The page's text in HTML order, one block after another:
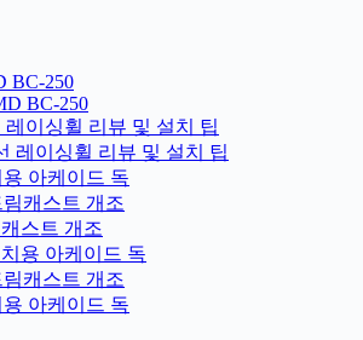
BC-250
BC-250
레이싱휠 리뷰 및 설치 팁
레이싱휠 리뷰 및 설치 팁
아케이드 독
캐스트 개조
스트 개조
용 아케이드 독
캐스트 개조
아케이드 독